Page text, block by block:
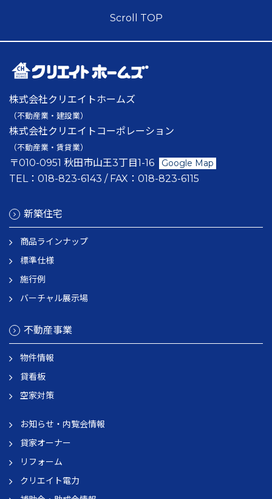
Scroll TOP
株式会社クリエイトホームズ
（不動産業・建設業）
株式会社クリエイトコーポレーション
（不動産業・賃貸業）
〒010-0951 秋田市山王3丁目1-16 Google Map
TEL： 018-823-6143 / FAX： 018-823-6115
新築住宅
商品ラインナップ
標準仕様
施行例
バーチャル展示場
不動産事業
物件情報
貸看板
空家対策
お知らせ・内覧会情報
貸家オーナー
リフォーム
クリエイト電力